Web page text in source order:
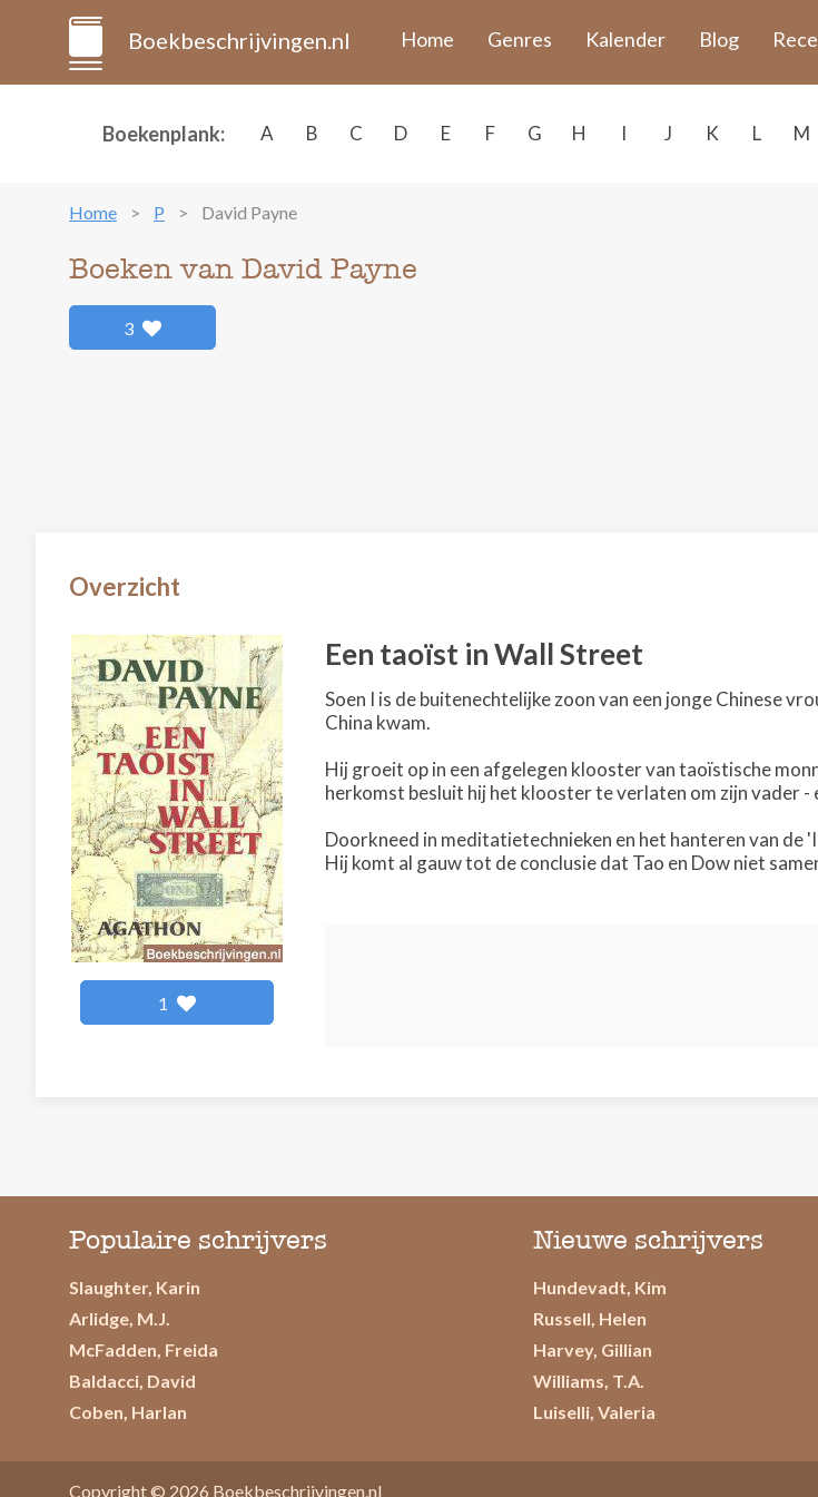
Boekbeschrijvingen.nl Home Genres Kalender Blog
Boekenplank: A B C D E F G H I J K L M
Home P David Payne
Boeken van David Payne
3
Overzicht
1
Een taoïst in Wall Street
Soen I is de buitenechtelijke zoon van een jonge Chinese
China kwam.
Hij groeit op in een afgelegen klooster van taoïstische
herkomst besluit hij het klooster te verlaten om zijn vader -
Doorkneed in meditatietechnieken en het hanteren van de
Hij komt al gauw tot de conclusie dat Tao en Dow niet
Populaire schrijvers
Slaughter, Karin
Arlidge, M.J.
McFadden, Freida
Baldacci, David
Coben, Harlan
Nieuwe schrijvers
Hundevadt, Kim
Russell, Helen
Harvey, Gillian
Williams, T.A.
Luiselli, Valeria
Copyright © 2026 Boekbeschrijvingen.nl